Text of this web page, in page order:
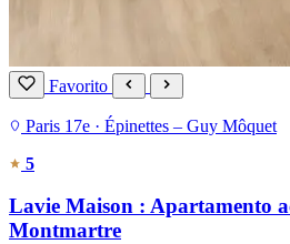
Favorito
Paris 17e · Épinettes – Guy Môquet
5
Lavie Maison : Apartamento
Montmartre